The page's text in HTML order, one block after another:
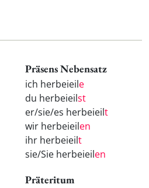
Präsens Nebensatz
ich herbeieile
du herbeieilst
er/sie/es herbeieilt
wir herbeieilen
ihr herbeieilt
sie/Sie herbeieilen
Präteritum